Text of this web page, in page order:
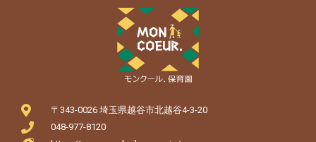
〒343-0026 埼玉県越谷市北越谷4-3-20
048-977-8120